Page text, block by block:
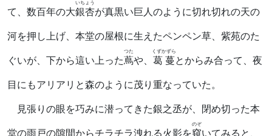
て、数百年の大銀杏
いちょう
が真黒い巨人のように切れ切れの天の
河を押し上げ、本堂の屋根に生えたペンペン草、紫苑のた
ぐいが、下から這い上った蔦
つた
や、 葛蔓
くずかずら
とからみ合って、夜
目にもアリアリと森のように茂り重なっていた。
見張りの眼を巧みに潜ってきた銀之丞が、閉め切った本
堂の雨戸の隙間からチラチラ洩れる火影を窺
のぞ
いてみると、